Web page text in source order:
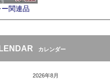
ー関連品
カレンダー
2026年8月